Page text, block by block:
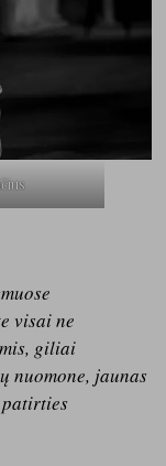
visai ne
giliai
nuomone, jaunas